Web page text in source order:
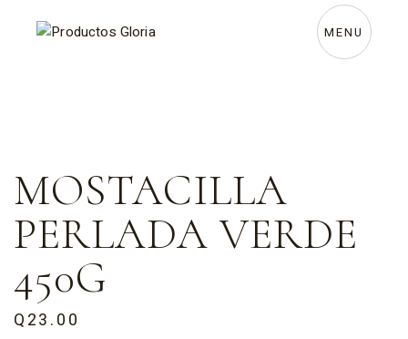
MENU
MOSTACILLA
PERLADA VERDE
450G
Q23.00